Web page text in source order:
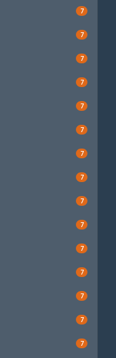
7
7
7
7
7
7
7
7
7
7
7
7
7
7
7